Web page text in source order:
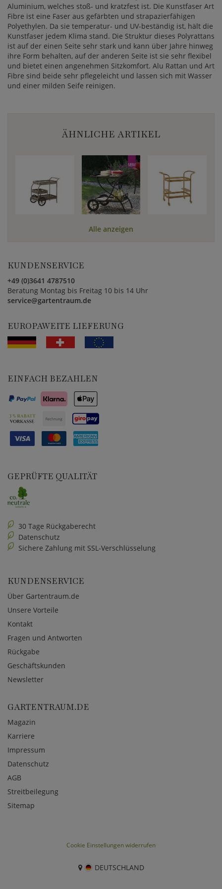
Aluminium, welches stoß- und kratzfest ist. Die Kunstfaser Art
Fibre ist eine Faser aus gefärbten und strapazierfähigen
Polyethylen. Da sie temperatur- und UV-beständig ist, hält die
Kunstfaser jedem Klima stand. Die Struktur dieses Polyrattans
ist auf der einen Seite sehr stark und kann über Jahre hinweg
ihre Form behalten, auf der anderen Seite ist sie sehr flexibel
und bietet einen angenehmen Sitzkomfort. Alu Rattan und Art
Fibre sind beide sehr pflegeleicht und lassen sich mit Wasser
und einer milden Seife reinigen.
ÄHNLICHE ARTIKEL
Alle anzeigen
KUNDENSERVICE
+49 (0)3641 4787510
Beratung Montag bis Freitag 10 bis 14 Uhr
service@gartentraum.de
EUROPAWEITE LIEFERUNG
EINFACH BEZAHLEN
GEPRÜFTE QUALITÄT
30 Tage Rückgaberecht
Datenschutz
Sichere Zahlung mit SSL-Verschlüsselung
KUNDENSERVICE
Über Gartentraum.de
Unsere Vorteile
Kontakt
Fragen und Antworten
Rückgabe
Geschäftskunden
Newsletter
GARTENTRAUM.DE
Magazin
Karriere
Impressum
Datenschutz
AGB
Streitbeilegung
Sitemap
Cookie Einstellungen widerrufen
DEUTSCHLAND